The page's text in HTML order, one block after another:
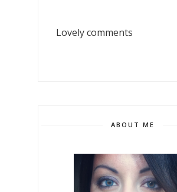
Lovely comments
ABOUT ME